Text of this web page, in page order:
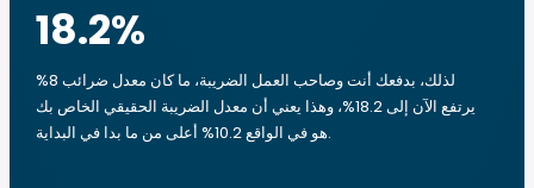
18.2%
لذلك، بدفعك أنت وصاحب العمل الضريبة، ما كان معدل ضرائب 8%
يرتفع الآن إلى 18.2%، وهذا يعني أن معدل الضريبة الحقيقي الخاص بك
هو في الواقع 10.2% أعلى من ما بدا في البداية.